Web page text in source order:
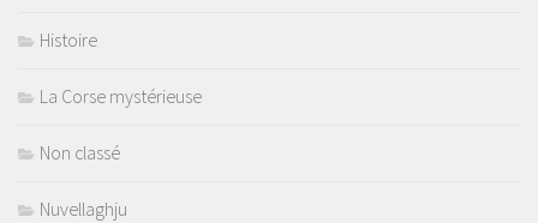
Histoire
La Corse mystérieuse
Non classé
Nuvellaghju